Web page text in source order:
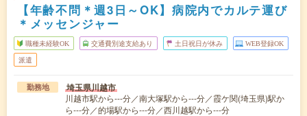
【年齢不問＊週3日～OK】病院内でカルテ運び
＊メッセンジャー
職種未経験OK 交通費別途支給あり 土日祝日が休み WEB登録OK
派遣
勤務地 埼玉県川越市
川越市駅から---分／南大塚駅から---分／霞ケ関(埼玉県)駅か
ら---分／的場駅から---分／西川越駅から---分